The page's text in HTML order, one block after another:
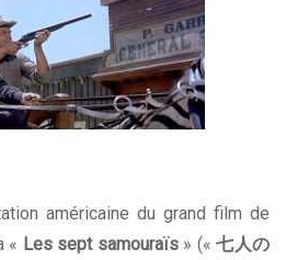
américaine du grand film de
« Les sept samouraïs» (« 七人の